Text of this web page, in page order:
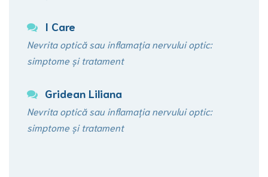
I Care
Nevrita optică sau inflamația nervului optic:
simptome și tratament
Gridean Liliana
Nevrita optică sau inflamația nervului optic:
simptome și tratament